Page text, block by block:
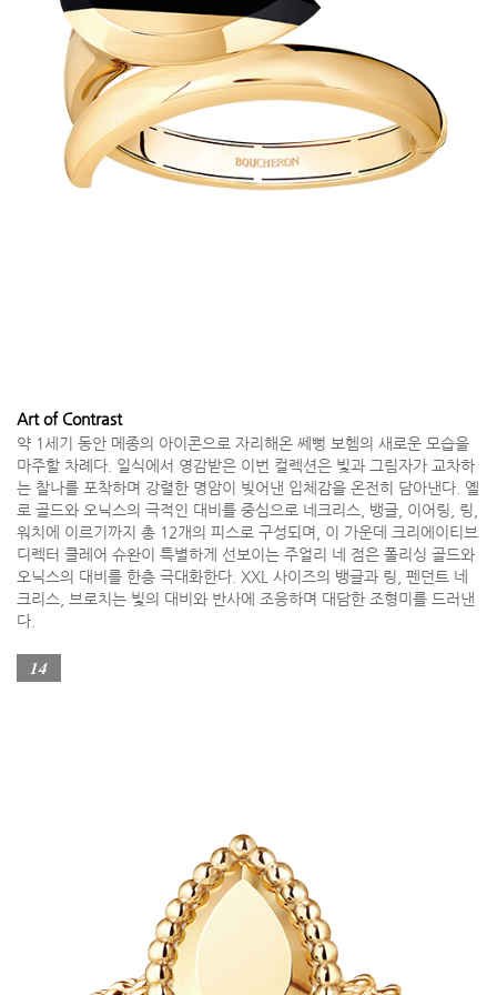
Art of Contrast
약 1세기 동안 메종의 아이콘으로 자리해온 쎄뻥 보헴의 새로운 모습을
마주할 차례다. 일식에서 영감받은 이번 컬렉션은 빛과 그림자가 교차하
는 찰나를 포착하며 강렬한 명암이 빚어낸 입체감을 온전히 담아낸다. 옐
로 골드와 오닉스의 극적인 대비를 중심으로 네크리스, 뱅글, 이어링, 링,
워치에 이르기까지 총 12개의 피스로 구성되며, 이 가운데 크리에이티브
디렉터 클레어 슈완이 특별하게 선보이는 주얼리 네 점은 폴리싱 골드와
오닉스의 대비를 한층 극대화한다. XXL 사이즈의 뱅글과 링, 펜던트 네
크리스, 브로치는 빛의 대비와 반사에 조응하며 대담한 조형미를 드러낸
다.
14